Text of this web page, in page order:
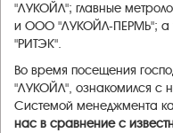
"ЛУКОЙЛ"; главные
и ООО "ЛУКОЙЛ-ПЕРМЬ"; а
"РИТЭК".
Во время посещения
"ЛУКОЙЛ", ознакомился с
Системой менеджмента
нас в сравнение с